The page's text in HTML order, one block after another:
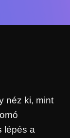
néz ki, mint
lépés a